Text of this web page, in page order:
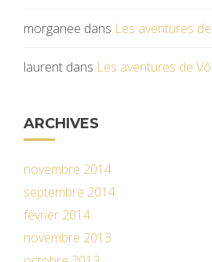
morganee dans Les aventures
laurent dans Les aventures de
ARCHIVES
novembre 2014
septembre 2014
février 2014
novembre 2013